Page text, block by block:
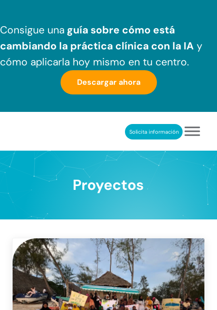
Consigue una guía sobre cómo está
cambiando la práctica clínica con la IA y
cómo aplicarla hoy mismo en tu centro.
Descargar ahora
REHABILITACIÓN COGNITIVA PROFESIONALSolicita información
Proyectos